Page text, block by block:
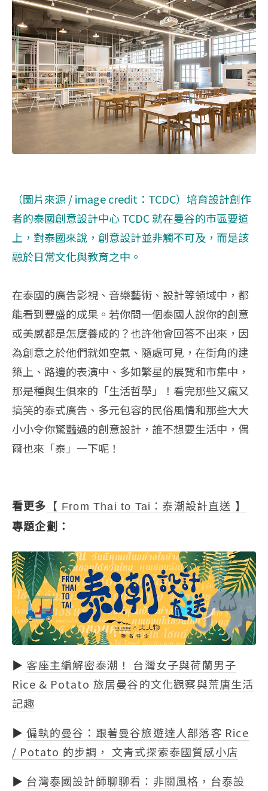
（圖片來源 / image credit：TCDC）培育設計創作
者的泰國創意設計中心 TCDC 就在曼谷的市區要道
上，對泰國來說，創意設計並非觸不可及，而是該
融於日常文化與教育之中。
在泰國的廣告影視、音樂藝術、設計等領域中，都
能看到豐盛的成果。若你問一個泰國人說你的創意
或美感都是怎麼養成的？也許他會回答不出來，因
為創意之於他們就如空氣、隨處可見，在街角的建
築上、路邊的表演中、多如繁星的展覽和市集中，
那是種與生俱來的「生活哲學」！看完那些又瘋又
搞笑的泰式廣告、多元包容的民俗風情和那些大大
小小令你驚豔過的創意設計，誰不想要生活中，偶
爾也來「泰」一下呢！
看更多 【 From Thai to Tai：泰潮設計直送 】
專題企劃：
▶ 客座主編解密泰潮！ 台灣女子與荷蘭男子
Rice & Potato 旅居曼谷的文化觀察與荒唐生活
記趣
▶偏執的曼谷：跟著曼谷旅遊達人部落客 Rice
/ Potato 的步調， 文青式探索泰國質感小店
▶ 台灣泰國設計師聊聊看：非關風格，台泰設